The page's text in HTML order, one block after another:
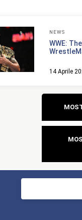
NEWS
WWE:
14 Aprile
Ricerca